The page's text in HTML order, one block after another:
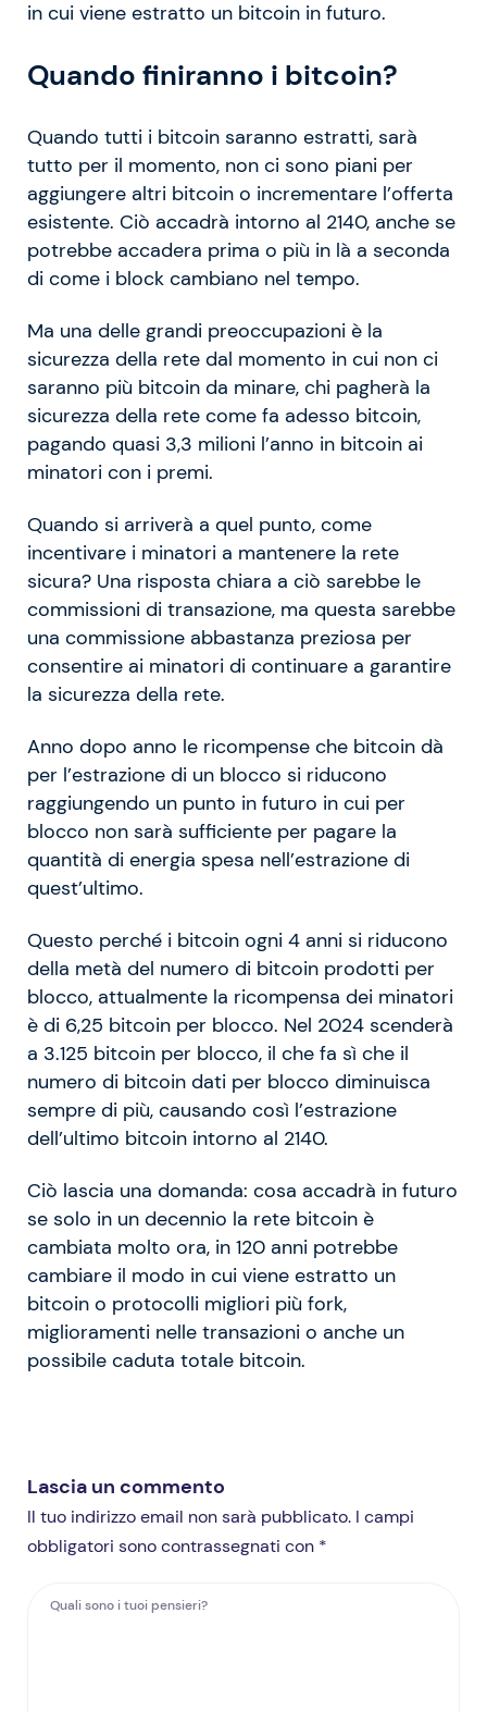
in cui viene estratto un bitcoin in futuro.
Quando finiranno i bitcoin?
Quando tutti i bitcoin saranno estratti, sarà
tutto per il momento, non ci sono piani per
aggiungere altri bitcoin o incrementare l’offerta
esistente. Ciò accadrà intorno al 2140, anche se
potrebbe accadera prima o più in là a seconda
di come i block cambiano nel tempo.
Ma una delle grandi preoccupazioni è la
sicurezza della rete dal momento in cui non ci
saranno più bitcoin da minare, chi pagherà la
sicurezza della rete come fa adesso bitcoin,
pagando quasi 3,3 milioni l’anno in bitcoin ai
minatori con i premi.
Quando si arriverà a quel punto, come
incentivare i minatori a mantenere la rete
sicura? Una risposta chiara a ciò sarebbe le
commissioni di transazione, ma questa sarebbe
una commissione abbastanza preziosa per
consentire ai minatori di continuare a garantire
la sicurezza della rete.
Anno dopo anno le ricompense che bitcoin dà
per l’estrazione di un blocco si riducono
raggiungendo un punto in futuro in cui per
blocco non sarà sufficiente per pagare la
quantità di energia spesa nell’estrazione di
quest’ultimo.
Questo perché i bitcoin ogni 4 anni si riducono
della metà del numero di bitcoin prodotti per
blocco, attualmente la ricompensa dei minatori
è di 6,25 bitcoin per blocco. Nel 2024 scenderà
a 3.125 bitcoin per blocco, il che fa sì che il
numero di bitcoin dati per blocco diminuisca
sempre di più, causando così l’estrazione
dell’ultimo bitcoin intorno al 2140.
Ciò lascia una domanda: cosa accadrà in futuro
se solo in un decennio la rete bitcoin è
cambiata molto ora, in 120 anni potrebbe
cambiare il modo in cui viene estratto un
bitcoin o protocolli migliori più fork,
miglioramenti nelle transazioni o anche un
possibile caduta totale bitcoin.
Lascia un commento
Il tuo indirizzo email non sarà pubblicato. I campi
obbligatori sono contrassegnati con *